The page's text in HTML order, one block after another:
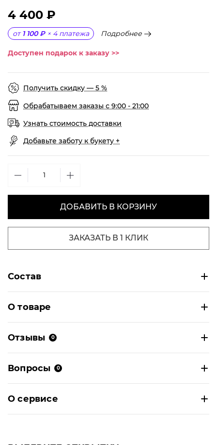
4 400 ₽
от 1 100 ₽ × 4 платежа Подробнее
Доступен подарок к заказу >>
Получить скидку — 5 %
Обрабатываем заказы с 9:00 - 21:00
Узнать стоимость доставки
Добавьте заботу к букету +
ДОБАВИТЬ В КОРЗИНУ
ЗАКАЗАТЬ В 1 КЛИК
Состав
О товаре
Отзывы 0
Вопросы 0
О сервисе